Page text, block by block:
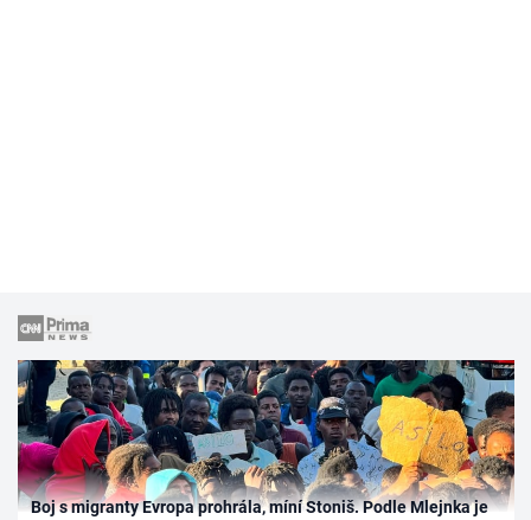
Boj s migranty Evropa prohrála, míní Stoniš. Podle Mlejnka je